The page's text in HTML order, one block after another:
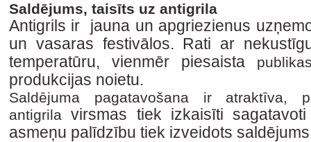
Saldējums, taisīts uz antigrila
Antigrils ir jauna un apgriezienus
un vasaras festivālos. Rati ar
temperatūru, vienmēr piesaista
produkcijas noietu.
Saldējuma pagatavošana ir
antigrila virsmas tiek izkaisīti
asmeņu palīdzību tiek izveidots